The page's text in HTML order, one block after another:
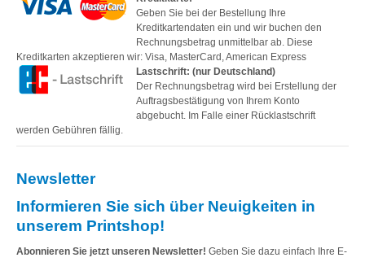
Geben Sie bei der Bestellung Ihre
Kreditkartendaten ein und wir buchen den
Rechnungsbetrag unmittelbar ab. Diese
Kreditkarten akzeptieren wir: Visa, MasterCard, American Express
Lastschrift: (nur Deutschland)
Der Rechnungsbetrag wird bei Erstellung der
Auftragsbestätigung von Ihrem Konto
abgebucht. Im Falle einer Rücklastschrift
werden Gebühren fällig.
Newsletter
Informieren Sie sich über Neuigkeiten in
unserem Printshop!
Abonnieren Sie jetzt unseren Newsletter! Geben Sie dazu einfach Ihre E-